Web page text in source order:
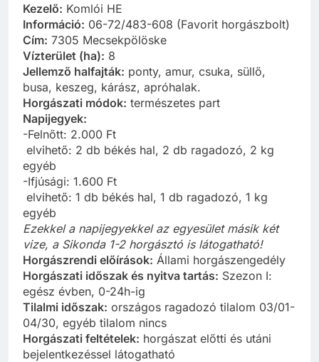
Kezelő: Komlói HE
Információ: 06-72/483-608 (Favorit horgászbolt)
Cím: 7305 Mecsekpölöske
Vízterület (ha): 8
Jellemző halfajták: ponty, amur, csuka, süllő,
busa, keszeg, kárász, apróhalak.
Horgászati módok: természetes part
Napijegyek:
-Felnőtt: 2.000 Ft
elvihető: 2 db békés hal, 2 db ragadozó, 2 kg
egyéb
-Ifjúsági: 1.600 Ft
elvihető: 1 db békés hal, 1 db ragadozó, 1 kg
egyéb
Ezekkel a napijegyekkel az egyesület másik két
vize, a Sikonda 1-2 horgásztó is látogatható!
Horgászrendi előírások: Állami horgászengedély
Horgászati időszak és nyitva tartás: Szezon I:
egész évben, 0-24h-ig
Tilalmi időszak: országos ragadozó tilalom 03/01-
04/30, egyéb tilalom nincs
Horgászati feltételek: horgászat előtti és utáni
bejelentkezéssel látogatható